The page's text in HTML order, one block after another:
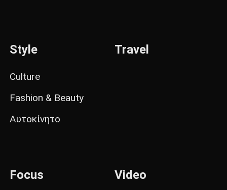
Style
Culture
Fashion & Beauty
Αυτοκίνητο
Travel
Focus Video